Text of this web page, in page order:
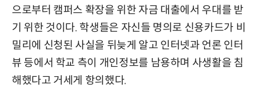
으로부터 캠퍼스 확장을 위한 자금 대출에서 우대를 받
기 위한 것이다. 학생들은 자신들 명의로 신용카드가 비
밀리에 신청된 사실을 뒤늦게 알고 인터넷과 언론 인터
뷰 등에서 학교 측이 개인정보를 남용하며 사생활을 침
해했다고 거세게 항의했다.